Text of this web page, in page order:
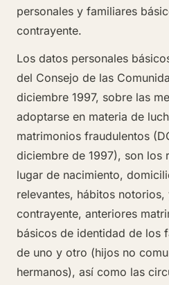
personales y familiares
contrayente.
Los datos personales
del Consejo de las
diciembre 1997, sobre las
adoptarse en materia de
matrimonios fraudulentos
diciembre de 1997), son los
lugar de nacimiento,
relevantes, hábitos
contrayente, anteriores
básicos de identidad de los
de uno y otro (hijos no
hermanos), así como las